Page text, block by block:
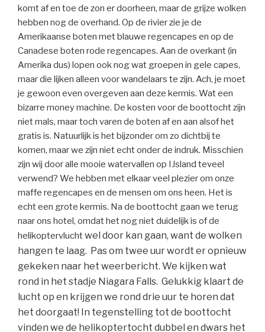
komt af en toe de zon er doorheen, maar de grijze wolken
hebben nog de overhand. Op de rivier zie je de
Amerikaanse boten met blauwe regencapes en op de
Canadese boten rode regencapes. Aan de overkant (in
Amerika dus) lopen ook nog wat groepen in gele capes,
maar die lijken alleen voor wandelaars te zijn. Ach, je moet
je gewoon even overgeven aan deze kermis. Wat een
bizarre money machine. De kosten voor de boottocht zijn
niet mals, maar toch varen de boten af en aan alsof het
gratis is. Natuurlijk is het bijzonder om zo dichtbij te
komen, maar we zijn niet echt onder de indruk. Misschien
zijn wij door alle mooie watervallen op IJsland teveel
verwend? We hebben met elkaar veel plezier om onze
maffe regencapes en de mensen om ons heen. Het is
echt een grote kermis. Na de boottocht gaan we terug
naar ons hotel, omdat het nog niet duidelijk is of de
helikoptervluchtwel door kan gaan, want de wolken
hangen te laag. Pas om twee uur wordt er opnieuw
gekeken naar het weerbericht. We kijken wat
rond in het stadje Niagara Falls. Gelukkig klaart de
lucht op en krijgen we rond drie uur te horen dat
het doorgaat! In tegenstelling tot de boottocht
vinden we de helikoptertocht dubbel en dwars het